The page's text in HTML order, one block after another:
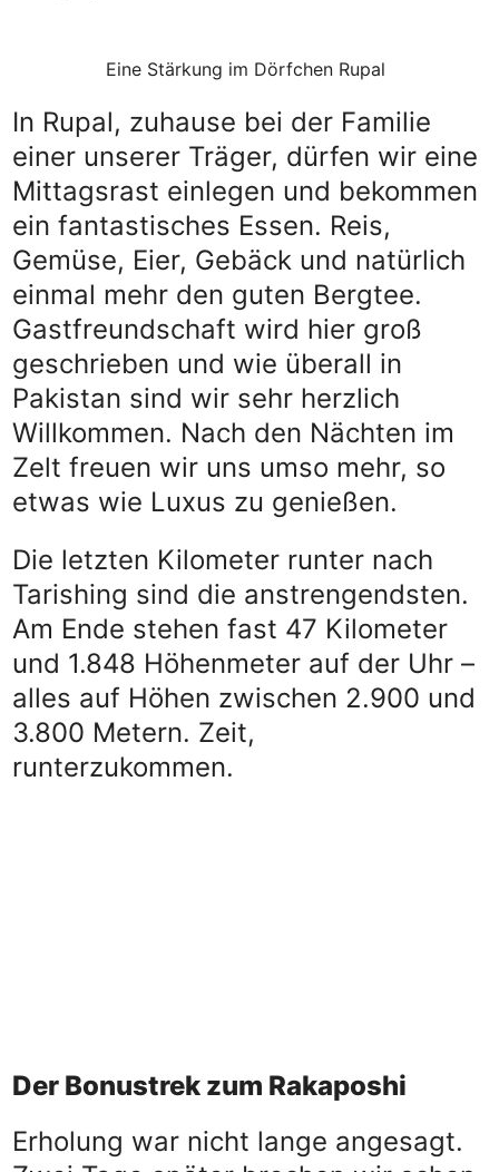
Eine Stärkung im Dörfchen Rupal
In Rupal, zuhause bei der Familie
einer unserer Träger, dürfen wir eine
Mittagsrast einlegen und bekommen
ein fantastisches Essen. Reis,
Gemüse, Eier, Gebäck und natürlich
einmal mehr den guten Bergtee.
Gastfreundschaft wird hier groß
geschrieben und wie überall in
Pakistan sind wir sehr herzlich
Willkommen. Nach den Nächten im
Zelt freuen wir uns umso mehr, so
etwas wie Luxus zu genießen.
Die letzten Kilometer runter nach
Tarishing sind die anstrengendsten.
Am Ende stehen fast 47 Kilometer
und 1.848 Höhenmeter auf der Uhr –
alles auf Höhen zwischen 2.900 und
3.800 Metern. Zeit,
runterzukommen.
Der Bonustrek zum Rakaposhi
Erholung war nicht lange angesagt.